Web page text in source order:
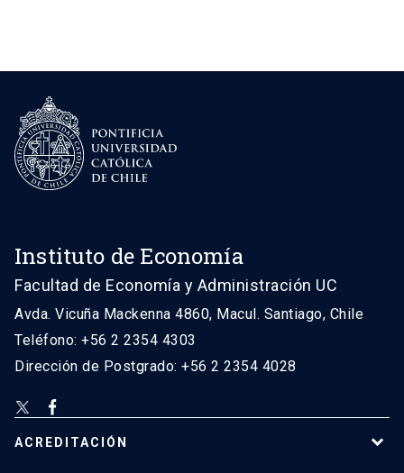
Instituto de Economía
Facultad de Economía y Administración UC
Avda. Vicuña Mackenna 4860, Macul. Santiago, Chile
Teléfono: +56 2 2354 4303
Dirección de Postgrado: +56 2 2354 4028
ACREDITACIÓN